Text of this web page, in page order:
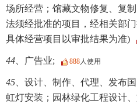
场所经营；馆藏文物修复、复
法须经批准的项目，经相关部
具体经营项目以审批结果为准)
44、 广告业; 888人使用
45、 设计、制作、代理、发布
虹灯安装；园林绿化工程设计